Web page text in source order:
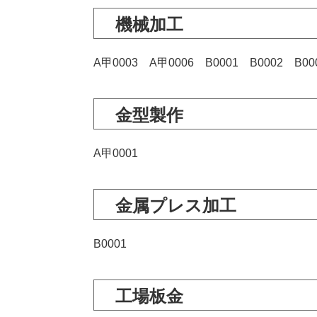
機械加工
A甲0003 A甲0006 B0001 B0002
金型製作
A甲0001
金属プレス加工
B0001
工場板金